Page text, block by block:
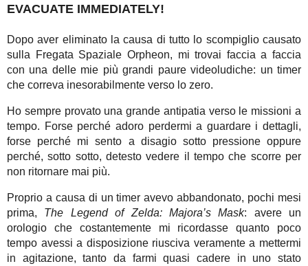
EVACUATE IMMEDIATELY!
Dopo aver eliminato la causa di tutto lo scompiglio causato
sulla Fregata Spaziale Orpheon, mi trovai faccia a faccia
con una delle mie più grandi paure videoludiche: un timer
che correva inesorabilmente verso lo zero.
Ho sempre provato una grande antipatia verso le missioni a
tempo. Forse perché adoro perdermi a guardare i dettagli,
forse perché mi sento a disagio sotto pressione oppure
perché, sotto sotto, detesto vedere il tempo che scorre per
non ritornare mai più.
Proprio a causa di un timer avevo abbandonato, pochi mesi
prima, The Legend of Zelda: Majora’s Mask: avere un
orologio che costantemente mi ricordasse quanto poco
tempo avessi a disposizione riusciva veramente a mettermi
in agitazione, tanto da farmi quasi cadere in uno stato